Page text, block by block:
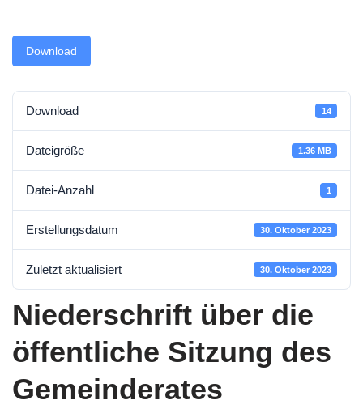
Download
Download 14
Dateigröße 1.36 MB
Datei-Anzahl 1
Erstellungsdatum 30. Oktober 2023
Zuletzt aktualisiert 30. Oktober 2023
Niederschrift über die
öffentliche Sitzung des
Gemeinderates